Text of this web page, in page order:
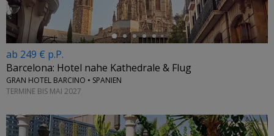
ab 249 € p.P.
Barcelona: Hotel nahe Kathedrale & Flug
GRAN HOTEL BARCINO • SPANIEN
TERMINE BIS MAI 2027